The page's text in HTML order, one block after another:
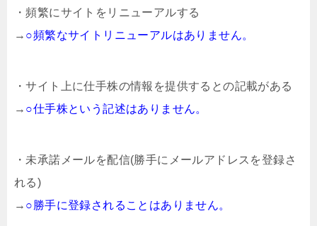
・頻繁にサイトをリニューアルする
→ ○頻繁なサイトリニューアルはありません。
・サイト上に仕手株の情報を提供するとの記載がある
→ ○仕手株という記述はありません。
・未承諾メールを配信(勝手にメールアドレスを登録さ
れる)
→ ○勝手に登録されることはありません。